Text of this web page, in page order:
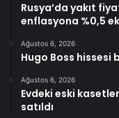
Rusya’da yakıt
enflasyona %0,5
Ağustos 6, 2026
Hugo Boss hissesi
Ağustos 6, 2026
Evdeki eski
satıldı